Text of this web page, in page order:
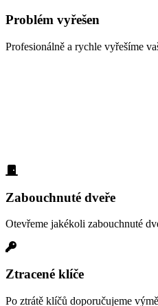
Problém vyřešen
Profesionálně a rychle vyřešíme
Zabouchnuté dveře
Otevřeme jakékoli zabouchnuté
Ztracené klíče
Po ztrátě klíčů doporučujeme